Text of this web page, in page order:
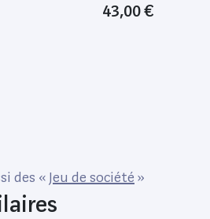
43,00 €
des « Jeu de société »